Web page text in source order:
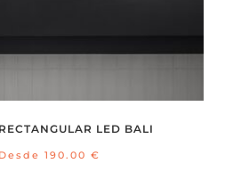
LED BALI
Desde 190.00€